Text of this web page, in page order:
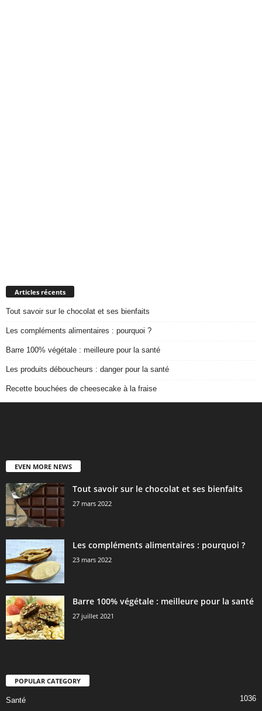
Articles récents
Tout savoir sur le chocolat et ses bienfaits
Les compléments alimentaires : pourquoi ?
Barre 100% végétale : meilleure pour la santé
Les produits déboucheurs : danger pour la santé
Recette bouchées de cheesecake à la fraise
EVEN MORE NEWS
Tout savoir sur le chocolat et ses bienfaits
27 mars 2022
Les compléments alimentaires : pourquoi ?
23 mars 2022
Barre 100% végétale : meilleure pour la santé
27 juillet 2021
POPULAR CATEGORY
Santé 1036